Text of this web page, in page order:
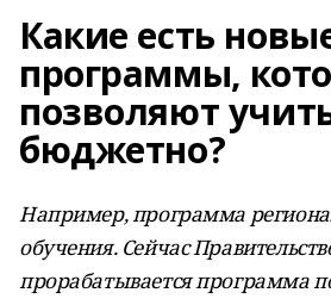
Какие есть
программы,
позволяют
бюджетно?
Например, программа
обучения. Сейчас
прорабатывается программа